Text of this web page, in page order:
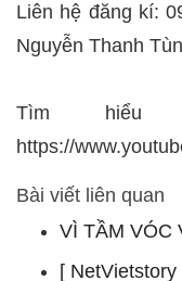
Liên hệ đăng kí:
Nguyễn Thanh
Tìm
https://
Bài viết liên quan
VÌ TẦM VÓC
[